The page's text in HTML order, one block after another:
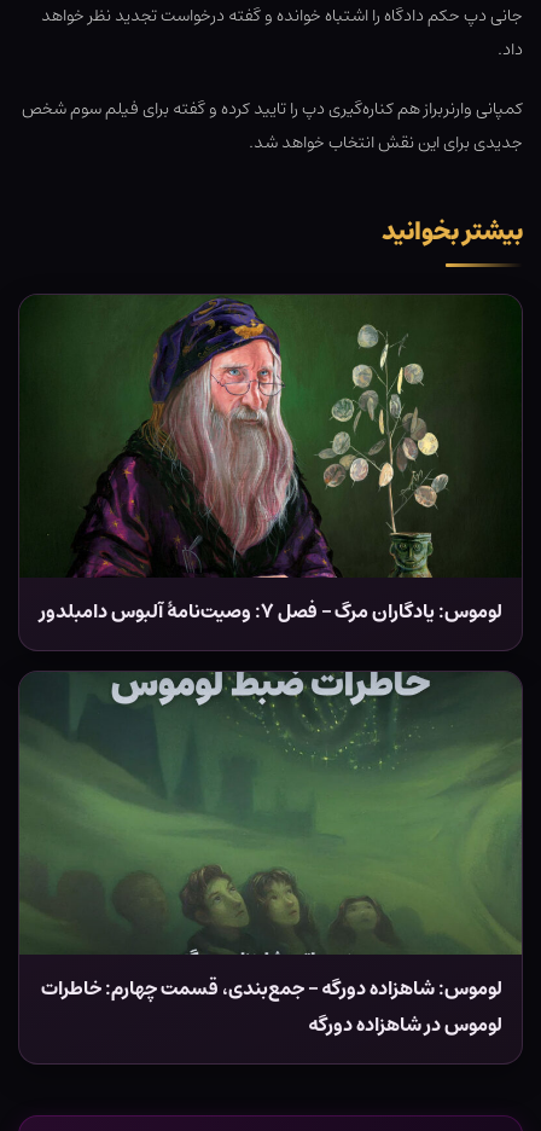
جانی دپ حکم دادگاه را اشتباه خوانده و گفته درخواست تجدید نظر خواهد
داد.
کمپانی وارنربراز هم کناره‌گیری دپ را تایید کرده و گفته برای فیلم سوم شخص
جدیدی برای این نقش انتخاب خواهد شد.
بیشتر بخوانید
لوموس: یادگاران مرگ – فصل ۷: وصیت‌نامهٔ آلبوس دامبلدور
لوموس: شاهزاده دورگه – جمع‌بندی، قسمت چهارم: خاطرات
لوموس در شاهزاده دورگه